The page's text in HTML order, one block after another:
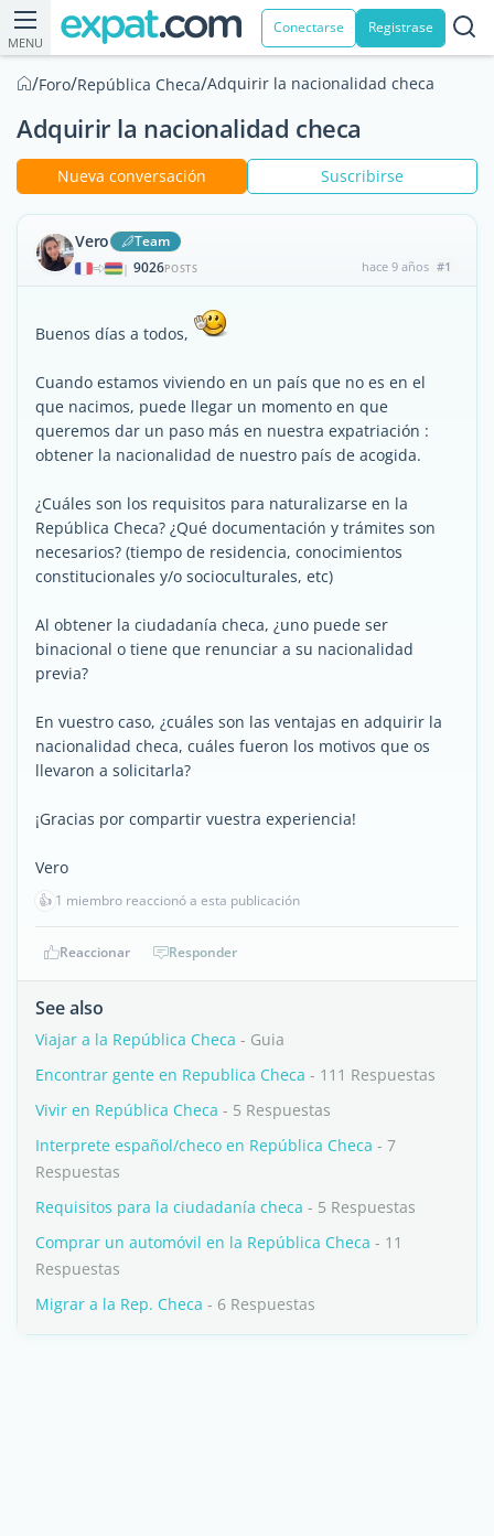
MENU
Conectarse Registrase
/Foro/República Checa/Adquirir la nacionalidad checa
Adquirir la nacionalidad checa
Nueva conversación Suscribirse
Vero Team
| 9026POSTS hace 9 años #1
Buenos días a todos,
Cuando estamos viviendo en un país que no es en el
que nacimos, puede llegar un momento en que
queremos dar un paso más en nuestra expatriación :
obtener la nacionalidad de nuestro país de acogida.
¿Cuáles son los requisitos para naturalizarse en la
República Checa? ¿Qué documentación y trámites son
necesarios? (tiempo de residencia, conocimientos
constitucionales y/o socioculturales, etc)
Al obtener la ciudadanía checa, ¿uno puede ser
binacional o tiene que renunciar a su nacionalidad
previa?
En vuestro caso, ¿cuáles son las ventajas en adquirir la
nacionalidad checa, cuáles fueron los motivos que os
llevaron a solicitarla?
¡Gracias por compartir vuestra experiencia!
Vero
👍 1 miembro reaccionó a esta publicación
Reaccionar Responder
See also
Viajar a la República Checa - Guia
Encontrar gente en Republica Checa - 111 Respuestas
Vivir en República Checa - 5 Respuestas
Interprete español/checo en República Checa - 7
Respuestas
Requisitos para la ciudadanía checa - 5 Respuestas
Comprar un automóvil en la República Checa - 11
Respuestas
Migrar a la Rep. Checa - 6 Respuestas